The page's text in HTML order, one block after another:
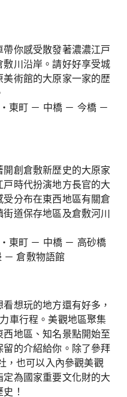
你感受散發著濃濃江戸
川沿岸。請好好享受城
術館的大原家一家的歴
東町 － 中橋 － 今橋 －
創倉敷新歴史的大原家
時代扮演地方長官的大
分布在東西地區有關倉
道保存地區及倉敷河川
東町 － 中橋 － 高砂橋
－ 倉敷物語館
想玩的地方還有好多，
車行程。美觀地區聚集
地區、知名景點開始至
的介紹給你。除了參拜
，也可以入內參觀美觀
為國家重要文化財的大
！